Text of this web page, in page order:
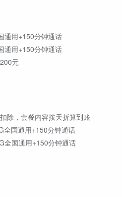
通用+150分钟通话
通用+150分钟通话
元
除，套餐内容按天折算到账
全国通用+150分钟通话
全国通用+150分钟通话